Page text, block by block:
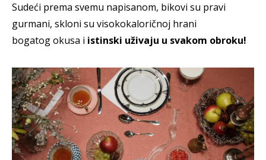
Sudeći prema svemu napisanom, bikovi su pravi
gurmani, skloni su visokokaloričnoj hrani
bogatog okusa i istinski uživaju u svakom obroku!